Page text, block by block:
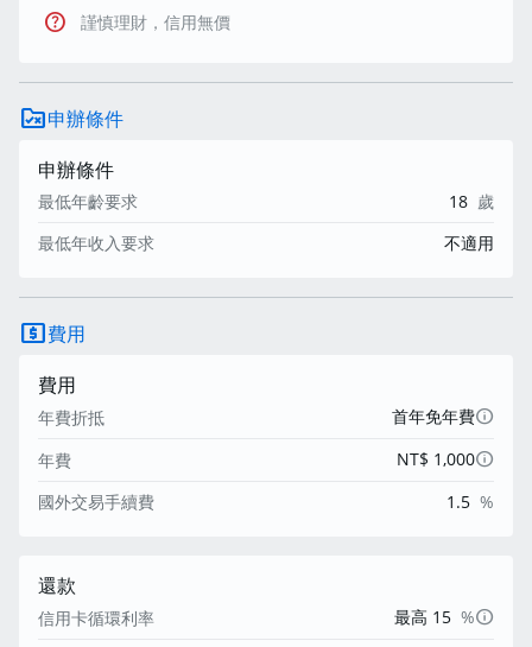
help 謹慎理財，信用無價
rule_folder申辦條件
申辦條件
最低年齡要求 18 歲
最低年收入要求
不適用
local_atm費用
費用
年費折抵 首年免年費info
年費 NT$ 1,000info
國外交易手續費 1.5 %
還款
信用卡循環利率 最高 15 %info